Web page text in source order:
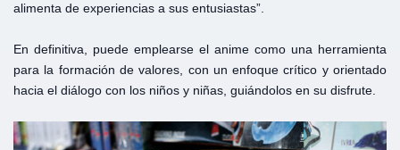
alimenta de experiencias a sus entusiastas”.
En definitiva, puede emplearse el anime como una herramienta
para la formación de valores, con un enfoque crítico y orientado
hacia el diálogo con los niños y niñas, guiándolos en su disfrute.